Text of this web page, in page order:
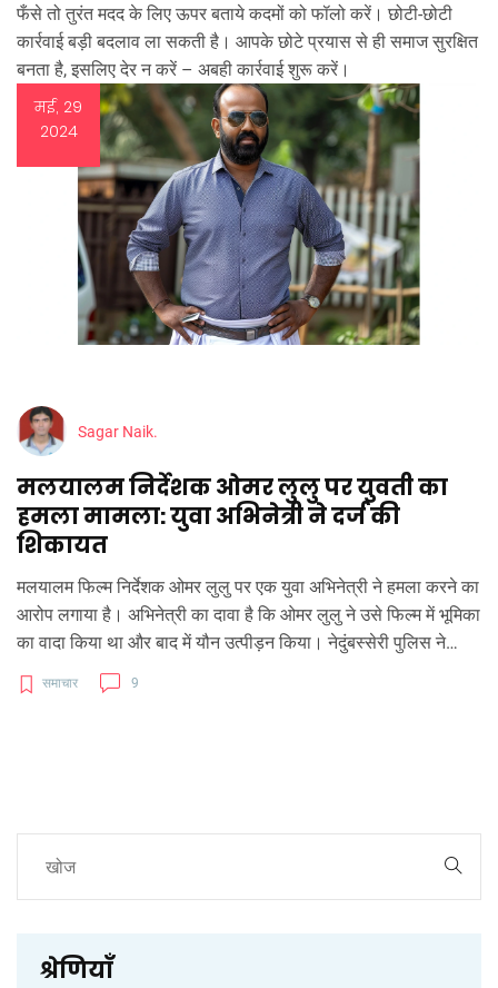
फँसे तो तुरंत मदद के लिए ऊपर बताये कदमों को फॉलो करें। छोटी‑छोटी
कार्रवाई बड़ी बदलाव ला सकती है। आपके छोटे प्रयास से ही समाज सुरक्षित
बनता है, इसलिए देर न करें – अबही कार्रवाई शुरू करें।
मई, 29
2024
Sagar Naik.
मलयालम निर्देशक ओमर लुलु पर युवती का
हमला मामला: युवा अभिनेत्री ने दर्ज की
शिकायत
मलयालम फिल्म निर्देशक ओमर लुलु पर एक युवा अभिनेत्री ने हमला करने का
आरोप लगाया है। अभिनेत्री का दावा है कि ओमर लुलु ने उसे फिल्म में भूमिका
का वादा किया था और बाद में यौन उत्पीड़न किया। नेदुंबस्सेरी पुलिस ने
अभिनेत्री की शिकायत पर निर्देशक के खिलाफ मामला दर्ज कर लिया है।
वहीं, ओमर लुलु ने इन आरोपों को व्यक्तिगत बदले की भावना से प्रेरित बताया
समाचार 9
श्रेणियाँ